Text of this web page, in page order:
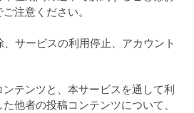
注意ください。
サービスの利用停止、アカウント
ンテンツと、本サービスを通して利
他者の投稿コンテンツについて、